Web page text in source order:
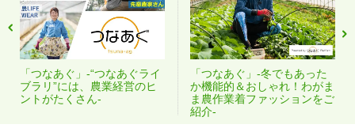
「つなあぐ」-“つなあぐライ
ブラリ”には、農業経営のヒ
ントがたくさん-
「つなあぐ」-冬でもあった
か機能的＆おしゃれ！わがま
ま農作業着ファッションをご
紹介-